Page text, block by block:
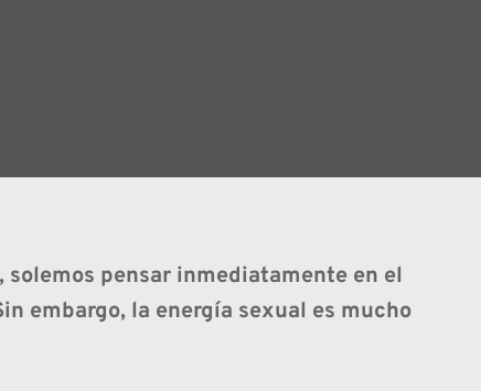
pensar inmediatamente en el
embargo, la energía sexual es mucho